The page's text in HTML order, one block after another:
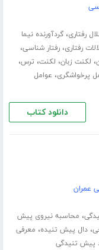
رفتاری،گردآورنده نیما
رفتاری،رفتار شناسی،
، لکنت زبان، لکنت، ترس،
پرخواشگری، عوامل
دانلود کتاب
عمران
، محاسبه نیروی پیش
،دال پیش تنیده، معرفی
پیش تنیدگی